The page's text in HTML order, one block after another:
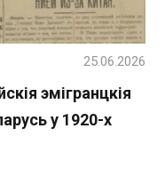
эмігранцкія
у 1920-х
25.06.2026